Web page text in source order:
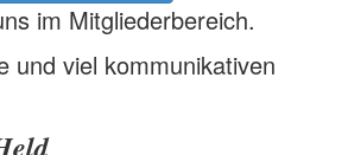
im Mitgliederbereich.
und viel kommunikativen